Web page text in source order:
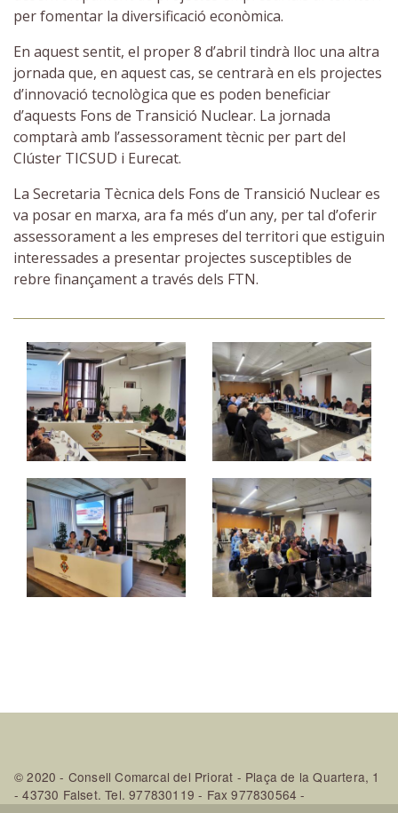
per fomentar la diversificació econòmica.
En aquest sentit, el proper 8 d’abril tindrà lloc una altra
jornada que, en aquest cas, se centrarà en els projectes
d’innovació tecnològica que es poden beneficiar
d’aquests Fons de Transició Nuclear. La jornada
comptarà amb l’assessorament tècnic per part del
Clúster TICSUD i Eurecat.
La Secretaria Tècnica dels Fons de Transició Nuclear es
va posar en marxa, ara fa més d’un any, per tal d’oferir
assessorament a les empreses del territori que estiguin
interessades a presentar projectes susceptibles de
rebre finançament a través dels FTN.
© 2020 - Consell Comarcal del Priorat - Plaça de la Quartera, 1
- 43730 Falset. Tel. 977830119 - Fax 977830564 -